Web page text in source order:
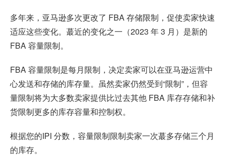
多年来，亚马逊多次更改了 FBA 存储限制，促使卖家快速
适应这些变化。蕞近的变化之一（2023 年 3 月）是新的
FBA 容量限制。
FBA 容量限制是每月限制，决定卖家可以在亚马逊运营中
心发送和存储的库存量。虽然卖家仍然受到“限制”，但容
量限制将为大多数卖家提供比过去其他 FBA 库存存储和补
货限制更多的库存容量和控制权。
根据您的IPI 分数，容量限制限制卖家一次蕞多存储三个月
的库存。